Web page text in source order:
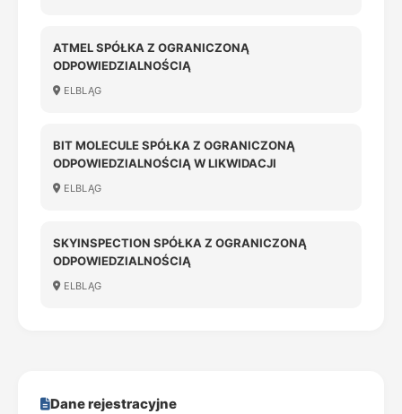
ATMEL SPÓŁKA Z OGRANICZONĄ
ODPOWIEDZIALNOŚCIĄ
ELBLĄG
BIT MOLECULE SPÓŁKA Z OGRANICZONĄ
ODPOWIEDZIALNOŚCIĄ W LIKWIDACJI
ELBLĄG
SKYINSPECTION SPÓŁKA Z OGRANICZONĄ
ODPOWIEDZIALNOŚCIĄ
ELBLĄG
Dane rejestracyjne